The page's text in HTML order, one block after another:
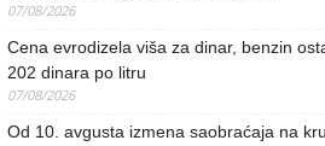
07/08/2026
Cena evrodizela viša za dinar, benzin
202 dinara po litru
07/08/2026
Od 10. avgusta izmena saobraćaja na